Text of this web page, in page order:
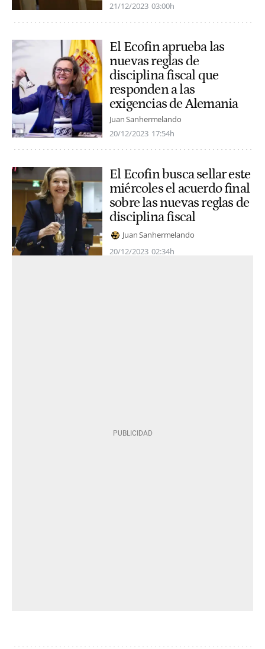
21/12/2023 03:00h
El Ecofin aprueba las
nuevas reglas de
disciplina fiscal que
responden a las
exigencias de Alemania
Juan Sanhermelando
20/12/2023 17:54h
El Ecofin busca sellar este
miércoles el acuerdo final
sobre las nuevas reglas de
disciplina fiscal
Juan Sanhermelando
20/12/2023 02:34h